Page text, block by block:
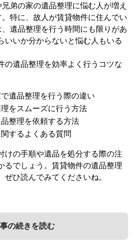
特に、故人が賃貸物件に住んでい
、遺品整理を行う時間にも限りがあ
いいか分からないと悩む人もいる
の遺品整理を効率よく行うコツな
遺品整理を行う際の違い
をスムーズに行う方法
整理を依頼する方法
するよくある質問
けの手順や遺品を処分する際の注
るでしょう。賃貸物件の遺品整理
ひ読んでみてくださいね。
の続きを読む